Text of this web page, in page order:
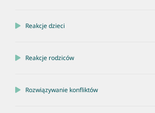
Reakcje dzieci
Reakcje rodziców
Rozwiązywanie konfliktów